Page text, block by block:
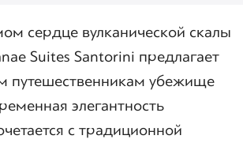
сердце вулканической скалы
Suites Santorini предлагает
путешественникам убежище
элегантность
с традиционной